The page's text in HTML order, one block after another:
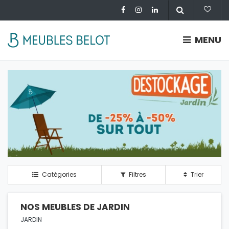
MENU
Catégories Filtres Trier
NOS MEUBLES DE JARDIN
JARDIN